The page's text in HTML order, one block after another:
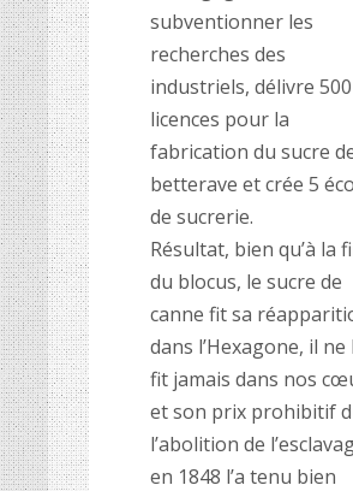
subventionner les
recherches des
industriels, délivre 500
licences pour la
fabrication du sucre
betterave et crée 5
de sucrerie.
Résultat, bien qu’à la
du blocus, le sucre de
canne fit sa
dans l’Hexagone, il ne
fit jamais dans nos
et son prix prohibitif
l’abolition de
en 1848 l’a tenu bien